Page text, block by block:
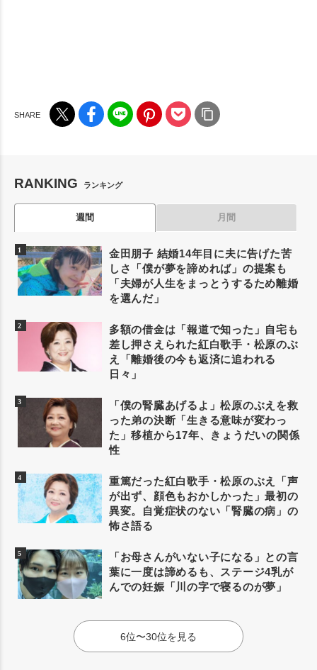
RANKING ランキング
週間 月間
金田朋子 結婚14年目に夫に告げた苦
しさ「僕が夢を諦めれば」の提案も
「夫婦が人生をまっとうするため離婚
を選んだ」
多額の借金は「報道で知った」自宅も
差し押さえられた紅白歌手・松原のぶ
え「離婚後の今も返済に追われる
日々」
「僕の腎臓あげるよ」松原のぶえを救
った弟の決断「生きる意味が変わっ
た」移植から17年、きょうだいの関係
性
重篤だった紅白歌手・松原のぶえ「声
が出ず、顔色もおかしかった」最初の
異変。自覚症状のない「腎臓の病」の
怖さ語る
「お母さんがいない子になる」との言
葉に一度は諦めるも、ステージ4乳が
んでの妊娠「川の字で寝るのが夢」
6位〜30位を見る